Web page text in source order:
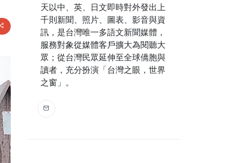
天以中、英、日文即時對外發出上
千則新聞、照片、圖表、影音與資
訊，是台灣唯一多語文新聞媒體，
服務對象從媒體客戶擴大為閱聽大
眾；從台灣民眾延伸至全球僑胞與
讀者，充分扮演「台灣之眼，世界
之窗」。